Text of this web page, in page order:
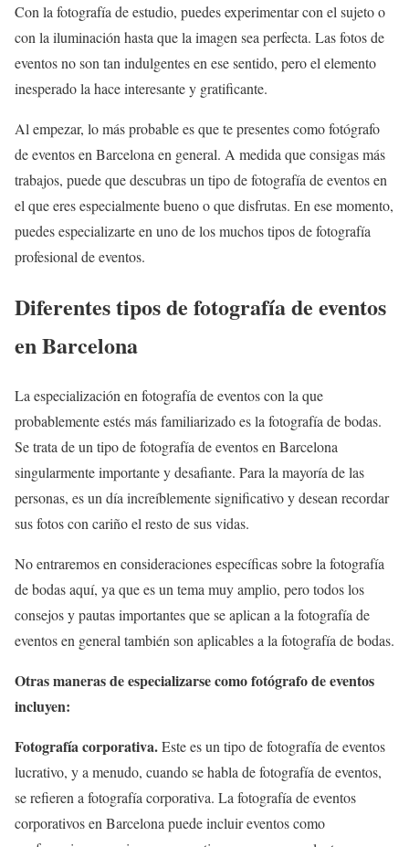
Con la fotografía de estudio, puedes experimentar con el sujeto o
con la iluminación hasta que la imagen sea perfecta. Las fotos de
eventos no son tan indulgentes en ese sentido, pero el elemento
inesperado la hace interesante y gratificante.
Al empezar, lo más probable es que te presentes como fotógrafo
de eventos en Barcelona en general. A medida que consigas más
trabajos, puede que descubras un tipo de fotografía de eventos en
el que eres especialmente bueno o que disfrutas. En ese momento,
puedes especializarte en uno de los muchos tipos de fotografía
profesional de eventos.
Diferentes tipos de fotografía de eventos
en Barcelona
La especialización en fotografía de eventos con la que
probablemente estés más familiarizado es la fotografía de bodas.
Se trata de un tipo de fotografía de eventos en Barcelona
singularmente importante y desafiante. Para la mayoría de las
personas, es un día increíblemente significativo y desean recordar
sus fotos con cariño el resto de sus vidas.
No entraremos en consideraciones específicas sobre la fotografía
de bodas aquí, ya que es un tema muy amplio, pero todos los
consejos y pautas importantes que se aplican a la fotografía de
eventos en general también son aplicables a la fotografía de bodas.
Otras maneras de especializarse como fotógrafo de eventos
incluyen:
Fotografía corporativa.Este es un tipo de fotografía de eventos
lucrativo, y a menudo, cuando se habla de fotografía de eventos,
se refieren a fotografía corporativa. La fotografía de eventos
corporativos en Barcelona puede incluir eventos como